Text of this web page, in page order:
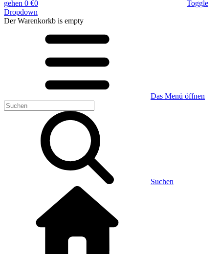
gehen 0 €0
Toggle
Dropdown
Der Warenkorkb is empty
Das Menü öffnen
Suchen